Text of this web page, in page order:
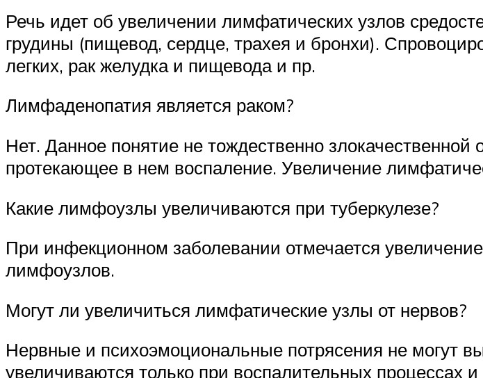
Речь идет об увеличении лимфатических узлов
грудины (пищевод, сердце, трахея и бронхи).
легких, рак желудка и пищевода и пр.
Лимфаденопатия является раком?
Нет. Данное понятие не тождественно
протекающее в нем воспаление. Увеличение
Какие лимфоузлы увеличиваются при туберкулезе?
При инфекционном заболевании отмечается
лимфоузлов.
Могут ли увеличиться лимфатические узлы от нервов?
Нервные и психоэмоциональные потрясения не могут
увеличиваются только при воспалительных процессах